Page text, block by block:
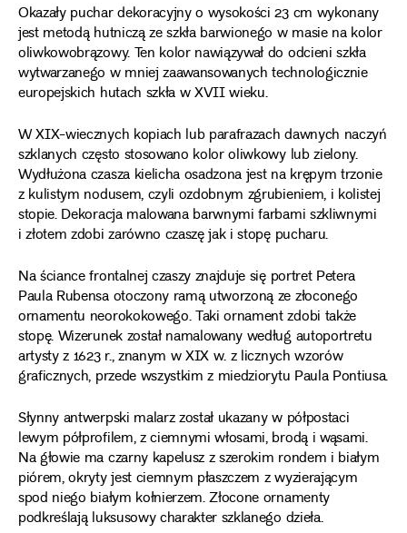
Okazały puchar dekoracyjny o wysokości 23 cm wykonany
jest metodą hutniczą ze szkła barwionego w masie na kolor
oliwkowobrązowy. Ten kolor nawiązywał do odcieni szkła
wytwarzanego w mniej zaawansowanych technologicznie
europejskich hutach szkła w XVII wieku.
W XIX-wiecznych kopiach lub parafrazach dawnych naczyń
szklanych często stosowano kolor oliwkowy lub zielony.
Wydłużona czasza kielicha osadzona jest na krępym trzonie
z kulistym nodusem, czyli ozdobnym zgrubieniem, i kolistej
stopie. Dekoracja malowana barwnymi farbami szkliwnymi
i złotem zdobi zarówno czaszę jak i stopę pucharu.
Na ściance frontalnej czaszy znajduje się portret Petera
Paula Rubensa otoczony ramą utworzoną ze złoconego
ornamentu neorokokowego. Taki ornament zdobi także
stopę. Wizerunek został namalowany według autoportretu
artysty z 1623 r., znanym w XIX w. z licznych wzorów
graficznych, przede wszystkim z miedziorytu Paula Pontiusa.
Słynny antwerpski malarz został ukazany w półpostaci
lewym półprofilem, z ciemnymi włosami, brodą i wąsami.
Na głowie ma czarny kapelusz z szerokim rondem i białym
piórem, okryty jest ciemnym płaszczem z wyzierającym
spod niego białym kołnierzem. Złocone ornamenty
podkreślają luksusowy charakter szklanego dzieła.